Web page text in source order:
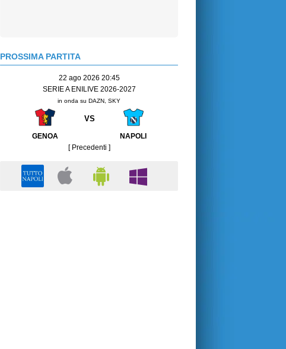
PROSSIMA PARTITA
22 ago 2026 20:45
SERIE A ENILIVE 2026-2027
in onda su DAZN, SKY
VS
GENOA
NAPOLI
[ Precedenti ]